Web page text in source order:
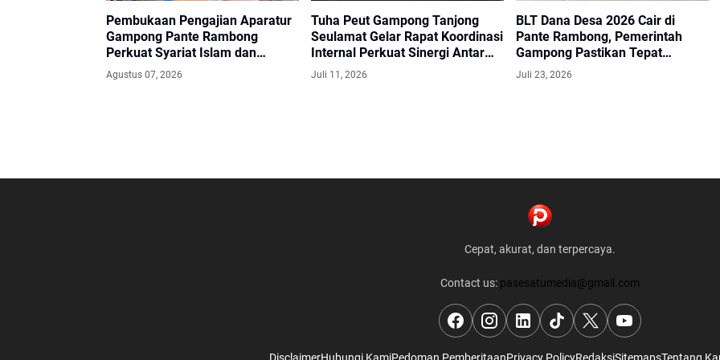
Pembukaan Pengajian Aparatur
Gampong Pante Rambong
Perkuat Syariat Islam dan
Sinergi Aparatur Desa
Agustus 07, 2026
Tuha Peut Gampong Tanjong
Seulamat Gelar Rapat Koordinasi
Internal Perkuat Sinergi Antar
Lembaga
Juli 11, 2026
BLT Dana Desa 2026 Cair di
Pante Rambong, Pemerintah
Gampong Pastikan Tepat
Sasaran
Juli 23, 2026
Cepat, akurat, dan terpercaya.
Contact us: pasesatumedia@gmail.com
DisclaimerHubungi KamiPedoman PemberitaanPrivacy PolicyRedaksiSitemapsTentang